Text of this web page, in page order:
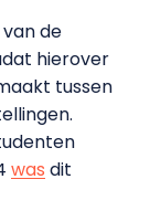
de
hierover
tussen
was dit